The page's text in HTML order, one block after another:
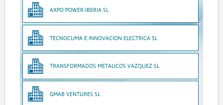
AXPO POWER IBERIA SL
TECNOCLIMA E INNOVACION ELECTRICA SL
TRANSFORMADOS METALICOS VAZQUEZ SL
GMAB VENTURES SL